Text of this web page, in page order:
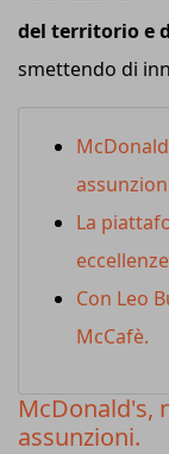
del territorio e
smettendo di
La
Con Leo
McCafè.
McDonald's,
assunzioni.